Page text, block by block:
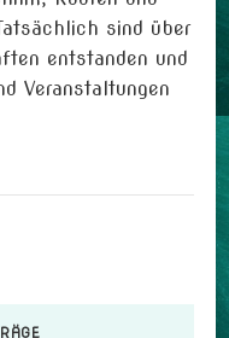
sind über
entstanden und
Veranstaltungen